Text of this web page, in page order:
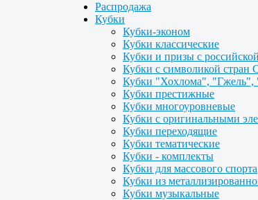
Распродажа
Кубки
Кубки-эконом
Кубки классические
Кубки и призы с
Кубки с символикой стран
Кубки "Хохлома", "Гжель",
Кубки престижные
Кубки многоуровневые
Кубки с оригинальными
Кубки переходящие
Кубки тематические
Кубки - комплекты
Кубки для массового спорта
Кубки из
Кубки музыкальные